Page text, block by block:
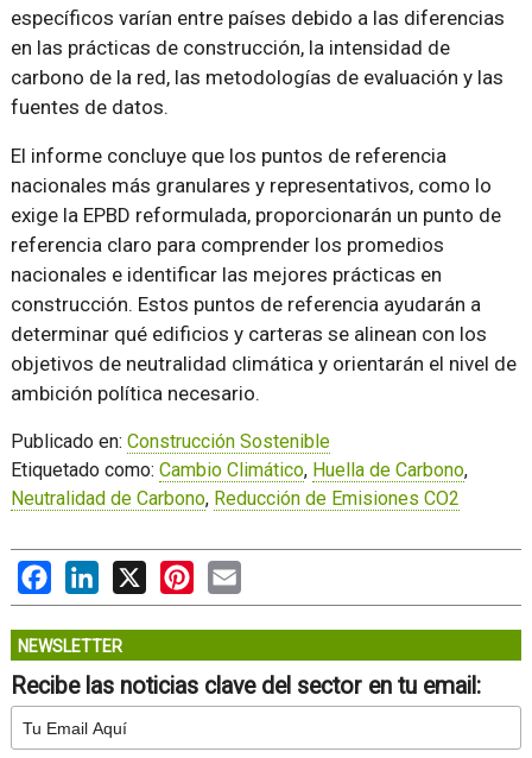
específicos varían entre países debido a las diferencias
en las prácticas de construcción, la intensidad de
carbono de la red, las metodologías de evaluación y las
fuentes de datos.
El informe concluye que los puntos de referencia
nacionales más granulares y representativos, como lo
exige la EPBD reformulada, proporcionarán un punto de
referencia claro para comprender los promedios
nacionales e identificar las mejores prácticas en
construcción. Estos puntos de referencia ayudarán a
determinar qué edificios y carteras se alinean con los
objetivos de neutralidad climática y orientarán el nivel de
ambición política necesario.
Publicado en: Construcción Sostenible
Etiquetado como: Cambio Climático, Huella de Carbono,
Neutralidad de Carbono, Reducción de Emisiones CO2
FacebookLinkedIn Pinterest
NEWSLETTER
Recibe las noticias clave del sector en tu email: